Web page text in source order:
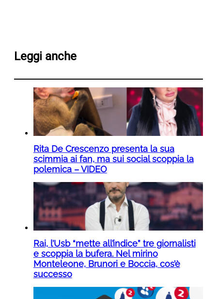
Leggi anche
Rita De Crescenzo presenta la sua
scimmia ai fan, ma sui social scoppia la
polemica – VIDEO
Rai, l’Usb “mette all’indice” tre giornalisti
e scoppia la bufera. Nel mirino
Monteleone, Brunori e Boccia, cos’è
successo